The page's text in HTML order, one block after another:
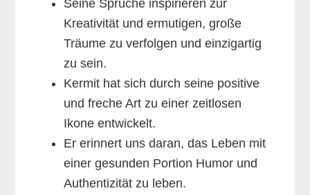
Seine Sprüche inspirieren zur
Kreativität und ermutigen, große
Träume zu verfolgen und einzigartig
zu sein.
Kermit hat sich durch seine positive
und freche Art zu einer zeitlosen
Ikone entwickelt.
Er erinnert uns daran, das Leben mit
einer gesunden Portion Humor und
Authentizität zu leben.